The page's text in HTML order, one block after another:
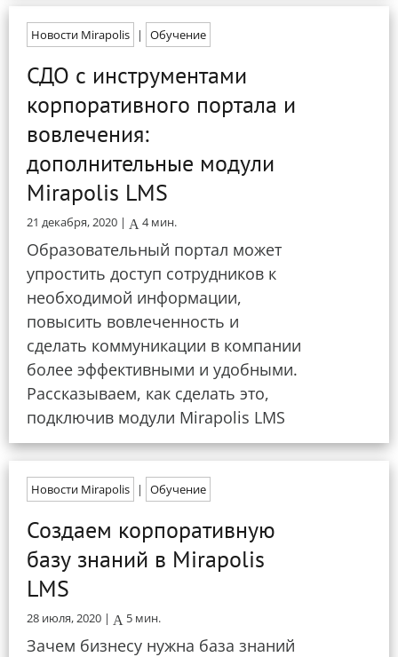
Новости Mirapolis | Обучение
СДО с инструментами
корпоративного портала и
вовлечения:
дополнительные модули
Mirapolis LMS
21 декабря, 2020 | 4 мин.
Образовательный портал может
упростить доступ сотрудников к
необходимой информации,
повысить вовлеченность и
сделать коммуникации в компании
более эффективными и удобными.
Рассказываем, как сделать это,
подключив модули Mirapolis LMS
Новости Mirapolis | Обучение
Создаем корпоративную
базу знаний в Mirapolis
LMS
28 июля, 2020 | 5 мин.
Зачем бизнесу нужна база знаний